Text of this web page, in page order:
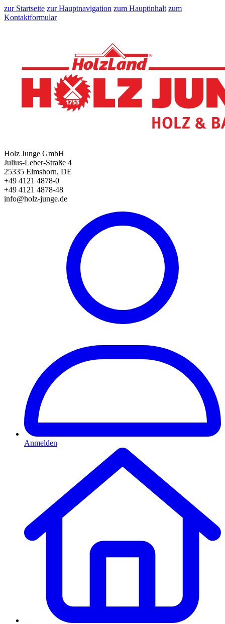
zur Startseite zur Hauptnavigation zum Hauptinhalt zum
Kontaktformular
Holz Junge GmbH
Julius-Leber-Straße 4
25335 Elmshorn, DE
+49 4121 4878-0
+49 4121 4878-48
info@holz-junge.de
Anmelden